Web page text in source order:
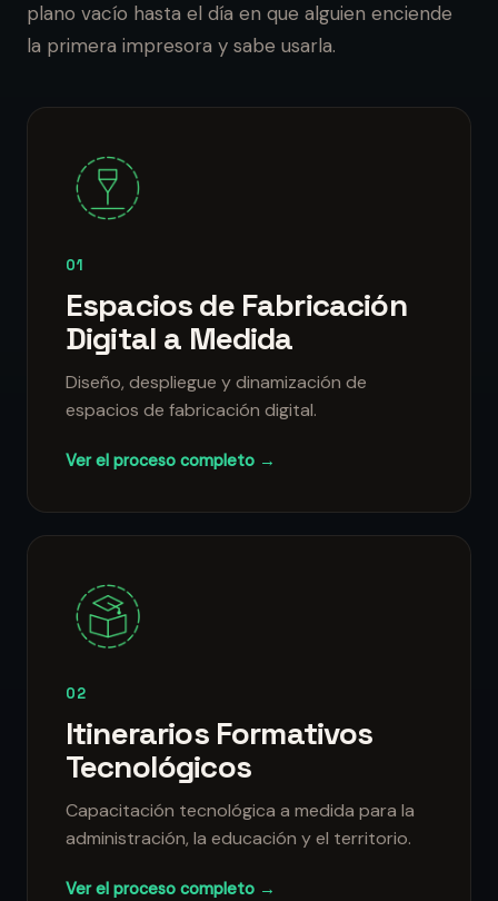
plano vacío hasta el día en que alguien enciende
la primera impresora y sabe usarla.
01
Espacios de Fabricación
Digital a Medida
Diseño, despliegue y dinamización de
espacios de fabricación digital.
Ver el proceso completo →
02
Itinerarios Formativos
Tecnológicos
Capacitación tecnológica a medida para la
administración, la educación y el territorio.
Ver el proceso completo →